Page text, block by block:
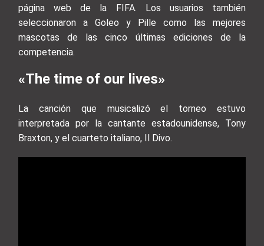
página web de la FIFA. Los usuarios también
seleccionaron a Goleo y Pille como las mejores
mascotas de las cinco últimas ediciones de la
competencia.
«The time of our lives»
La canción que musicalizó el torneo estuvo
interpretada por la cantante estadounidense, Tony
Braxton, y el cuarteto italiano, Il Divo.